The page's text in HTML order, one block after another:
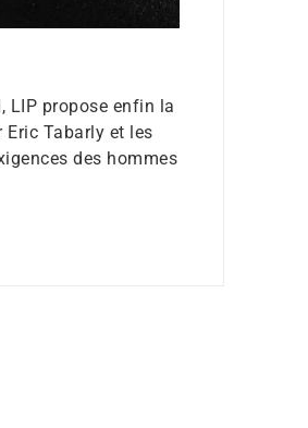
LIP propose enfin la
Tabarly et les
des hommes